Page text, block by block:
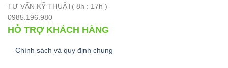
TƯ VẤN KỸ THUẬT( 8h : 17h )
0985.196.980
HỖ TRỢ KHÁCH HÀNG
Chính sách và quy định chung